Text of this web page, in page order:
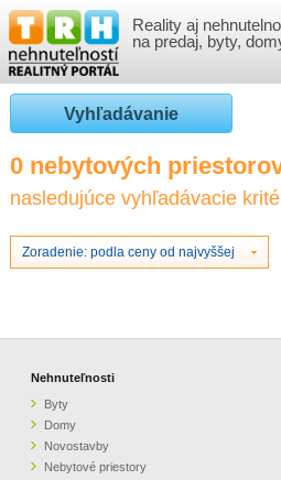
Reality aj
na predaj, byty,
NEHNUTEĽNOSTI
BYTY
NOVOSTAVBY
NEBYTOVÉ PRIESTORY
GARÁŽE
VLOŽIŤ NEHNUTEĽNOSTI
PRIHLÁSENIE
REGISTRÁCIA
VÝVOJ CIEN REALÍT
ČLÁNKY O REALITÁCH
O NÁS
CENNÍK REALITNEJ INZERCIE
Vyhľadávanie
0 nebytových
nasledujúce vyhľadávacie
Zoradenie: podla ceny od najvyššej
Nehnuteľnosti
Byty
Domy
Novostavby
Nebytové priestory